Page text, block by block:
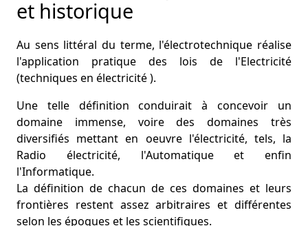
et historique
Au sens littéral du terme, l'électrotechnique réalise
l'application pratique des lois de l'Electricité
(techniques en électricité ).
Une telle définition conduirait à concevoir un
domaine immense, voire des domaines très
diversifiés mettant en oeuvre l'électricité, tels, la
Radio électricité, l'Automatique et enfin
l'Informatique.
La définition de chacun de ces domaines et leurs
frontières restent assez arbitraires et différentes
selon les époques et les scientifiques.